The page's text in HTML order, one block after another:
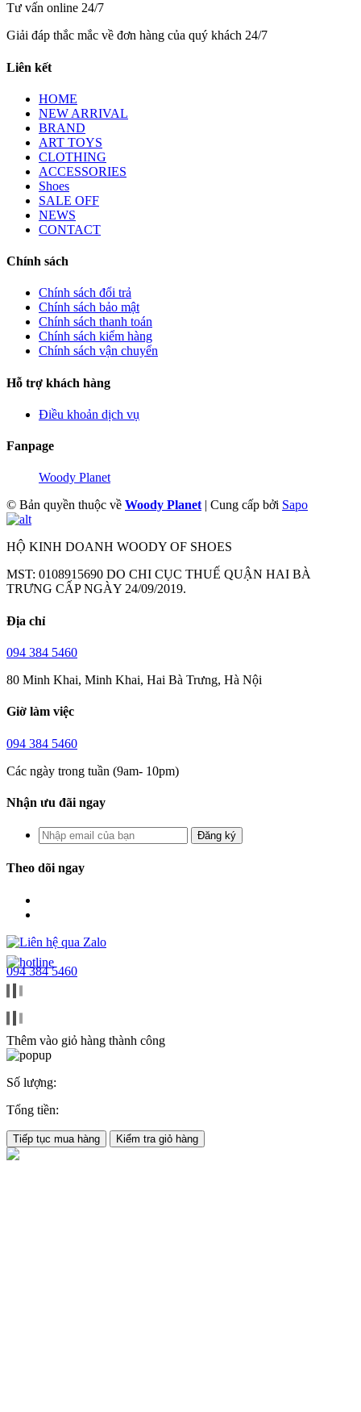
Tư vấn online 24/7
Giải đáp thắc mắc về đơn hàng của quý khách 24/7
Liên kết
HOME
NEW ARRIVAL
BRAND
ART TOYS
CLOTHING
ACCESSORIES
Shoes
SALE OFF
NEWS
CONTACT
Chính sách
Chính sách đổi trả
Chính sách bảo mật
Chính sách thanh toán
Chính sách kiểm hàng
Chính sách vận chuyển
Hỗ trợ khách hàng
Điều khoản dịch vụ
Fanpage
Woody Planet
© Bản quyền thuộc về Woody Planet | Cung cấp bởi Sapo
HỘ KINH DOANH WOODY OF SHOES
MST: 0108915690 DO CHI CỤC THUẾ QUẬN HAI BÀ
TRƯNG CẤP NGÀY 24/09/2019.
Địa chỉ
094 384 5460
80 Minh Khai, Minh Khai, Hai Bà Trưng, Hà Nội
Giờ làm việc
094 384 5460
Các ngày trong tuần (9am- 10pm)
Nhận ưu đãi ngay
Đăng ký
Theo dõi ngay
094 384 5460
Thêm vào giỏ hàng thành công
Số lượng:
Tổng tiền:
Tiếp tục mua hàng Kiểm tra giỏ hàng